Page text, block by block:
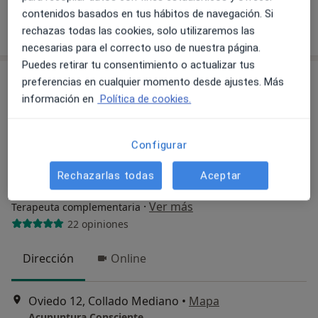
Pedir una cita
Amaua Del Bosque
Terapeuta complementaria · Ver más
22 opiniones
Dirección Online
Oviedo 12, Collado Mediano • Mapa
contenidos basados en tus hábitos de navegación. Si
rechazas todas las cookies, solo utilizaremos las
necesarias para el correcto uso de nuestra página.
Puedes retirar tu consentimiento o actualizar tus
preferencias en cualquier momento desde ajustes. Más
información en Política de cookies.
Configurar
Rechazarlas todas Aceptar